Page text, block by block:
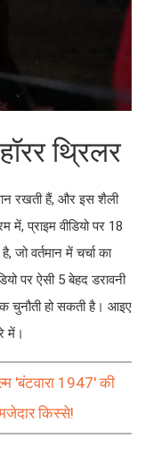
थ्रिलर
रखती हैं, और इस शैली
प्राइम वीडियो पर 18
वर्तमान में चर्चा का
पर ऐसी 5 बेहद डरावनी
चुनौती हो सकती है। आइए
में।
'बंटवारा 1947' की
किस्से!